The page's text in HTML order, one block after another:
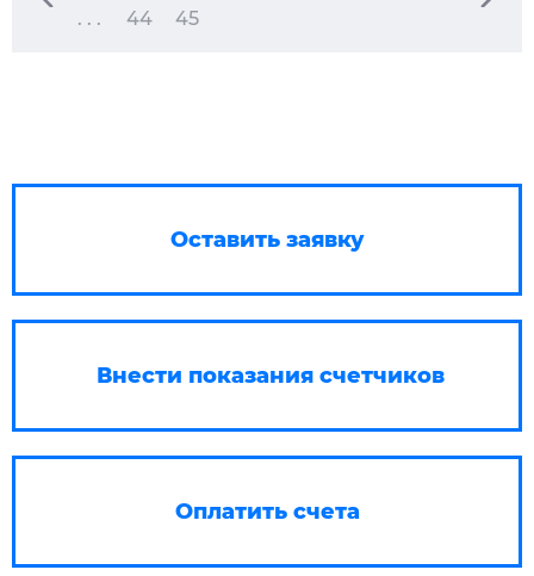
. . .
44 45
Оставить заявку
Внести показания счетчиков
Оплатить счета